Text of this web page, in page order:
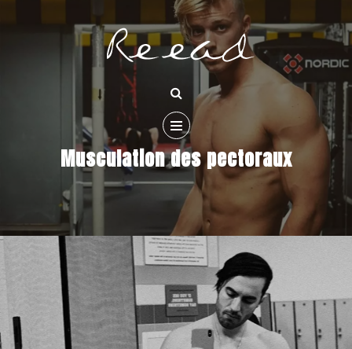
Musculation des pectoraux